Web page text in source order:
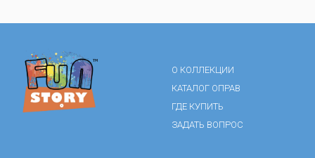
О КОЛЛЕКЦИИ
КАТАЛОГ ОПРАВ
ГДЕ КУПИТЬ
ЗАДАТЬ ВОПРОС